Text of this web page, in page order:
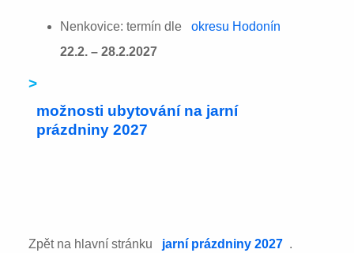
Nenkovice: termín dle
okresu Hodonín
22.2. – 28.2.2027
>
možnosti ubytování na jarní
prázdniny 2027
Zpět na hlavní stránku jarní prázdniny 2027 .